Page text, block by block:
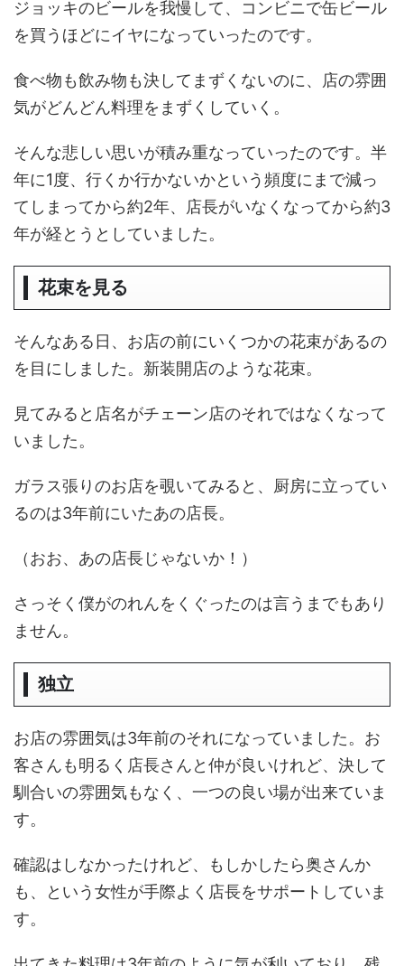
ジョッキのビールを我慢して、コンビニで缶ビール
を買うほどにイヤになっていったのです。
食べ物も飲み物も決してまずくないのに、店の雰囲
気がどんどん料理をまずくしていく。
そんな悲しい思いが積み重なっていったのです。半
年に1度、行くか行かないかという頻度にまで減っ
てしまってから約2年、店長がいなくなってから約3
年が経とうとしていました。
花束を見る
そんなある日、お店の前にいくつかの花束があるの
を目にしました。新装開店のような花束。
見てみると店名がチェーン店のそれではなくなって
いました。
ガラス張りのお店を覗いてみると、厨房に立ってい
るのは3年前にいたあの店長。
（おお、あの店長じゃないか！）
さっそく僕がのれんをくぐったのは言うまでもあり
ません。
独立
お店の雰囲気は3年前のそれになっていました。お
客さんも明るく店長さんと仲が良いけれど、決して
馴合いの雰囲気もなく、一つの良い場が出来ていま
す。
確認はしなかったけれど、もしかしたら奥さんか
も、という女性が手際よく店長をサポートしていま
す。